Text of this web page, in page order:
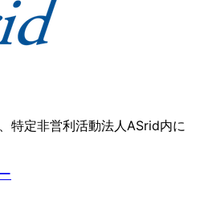
特定非営利活動法人ASrid内に